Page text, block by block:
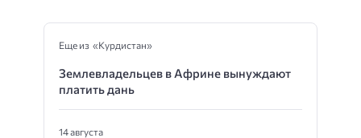
Еще из «Курдистан»
Землевладельцев в Африне вынуждают
платить дань
14 августа